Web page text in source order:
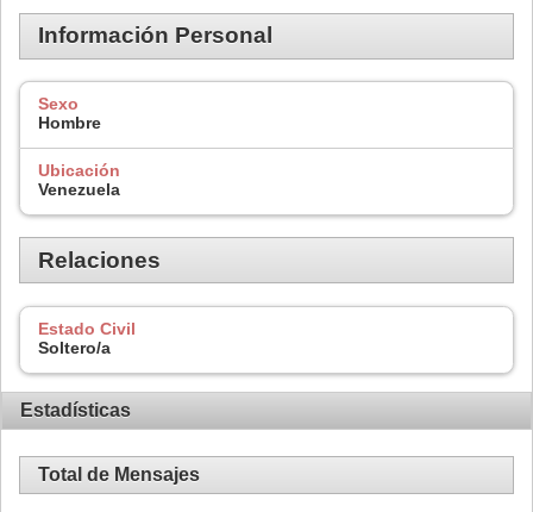
Información Personal
Sexo
Hombre
Ubicación
Venezuela
Relaciones
Estado Civil
Soltero/a
Estadísticas
Total de Mensajes